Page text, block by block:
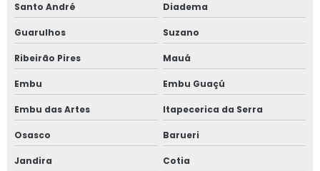
Janela de alumínio anti ruído com vidro duplo
Janela de alumínio anti ruído com vidro fumê
Janela de alumínio sob medida
Santo André Diadema
Guarulhos Suzano
Ribeirão Pires Mauá
Embu Embu Guaçú
Embu das Artes Itapecerica da Serra
Osasco Barueri
Jandira Cotia